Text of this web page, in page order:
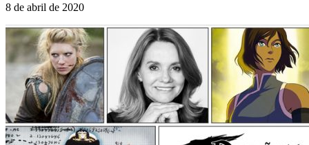
8 de abril de 2020